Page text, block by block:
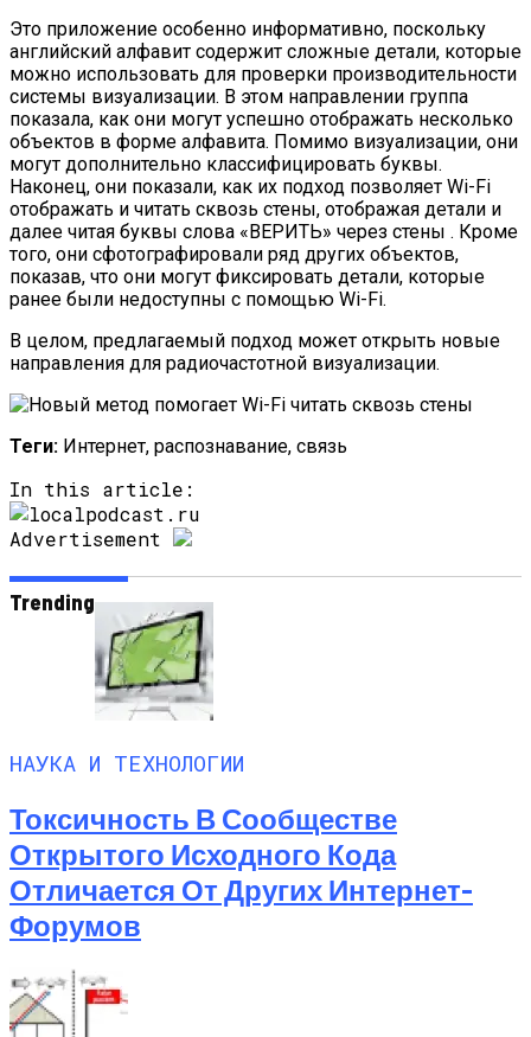
Это приложение особенно информативно, поскольку
английский алфавит содержит сложные детали, которые
можно использовать для проверки производительности
системы визуализации. В этом направлении группа
показала, как они могут успешно отображать несколько
объектов в форме алфавита. Помимо визуализации, они
могут дополнительно классифицировать буквы.
Наконец, они показали, как их подход позволяет Wi-Fi
отображать и читать сквозь стены, отображая детали и
далее читая буквы слова «ВЕРИТЬ» через стены . Кроме
того, они сфотографировали ряд других объектов,
показав, что они могут фиксировать детали, которые
ранее были недоступны с помощью Wi-Fi.
В целом, предлагаемый подход может открыть новые
направления для радиочастотной визуализации.
Теги: Интернет, распознавание, связь
In this article:
Advertisement
Trending
НАУКА И ТЕХНОЛОГИИ
Токсичность В Сообществе
Открытого Исходного Кода
Отличается От Других Интернет-
Форумов